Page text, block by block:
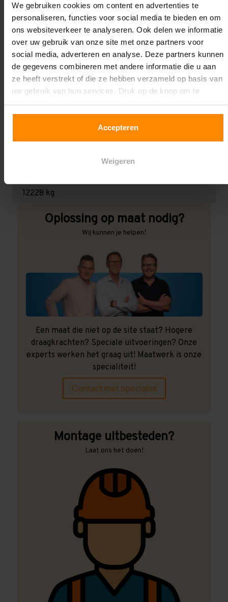
We gebruiken cookies om content en advertenties te
personaliseren, functies voor social media te bieden en om
ons websiteverkeer te analyseren. Ook delen we informatie
over uw gebruik van onze site met onze partners voor
social media, adverteren en analyse. Deze partners kunnen
de gegevens combineren met andere informatie die u aan
ze heeft verstrekt of die ze hebben verzameld op basis van
uw gebruik van hun services. Druk op de knop om te
accepteren!
Accepteren
Weigeren
Liggerlengte:
1.850 mm & 2.700 mm
Aantal niveaus:
4
Kleur staanders:
Blauw
Draagkracht per liggerniveau:
2.650 kg (1.325 kg per pallet) & 2.700 mm is
3.000 kg (1.000 kg per pallet)
12228 kg
Oplossing op maat nodig?
Wij kunnen je helpen!
Een maat die niet op de site staat? Hogere
draagkrachten? Speciale uitvoeringen? Onze
experts werken het graag uit! Maatwerk is onze
specialiteit!
Contact met specialist
Montage uitbesteden?
Laat ons het doen!